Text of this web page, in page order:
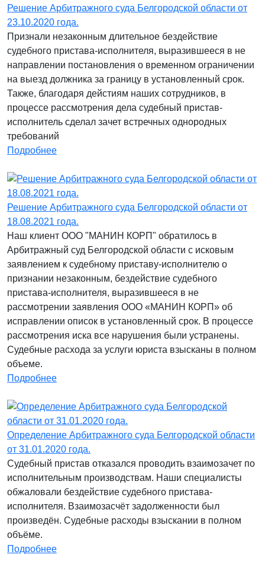
Решение Арбитражного суда Белгородской области от
23.10.2020 года.
Признали незаконным длительное бездействие
судебного пристава-исполнителя, выразившееся в не
направлении постановления о временном ограничении
на выезд должника за границу в установленный срок.
Также, благодаря дейстиям наших сотрудников, в
процессе рассмотрения дела судебный пристав-
исполнитель сделал зачет встречных однородных
требований
Подробнее
Решение Арбитражного суда Белгородской области от
18.08.2021 года.
Наш клиент ООО "МАНИН КОРП" обратилось в
Арбитражный суд Белгородской области с исковым
заявлением к судебному приставу-исполнителю о
признании незаконным, бездействие судебного
пристава-исполнителя, выразившееся в не
рассмотрении заявления ООО «МАНИН КОРП» об
исправлении описок в установленный срок. В процессе
рассмотрения иска все нарушения были устранены.
Судебные расхода за услуги юриста взысканы в полном
объеме.
Подробнее
Определение Арбитражного суда Белгородской области
от 31.01.2020 года.
Судебный пристав отказался проводить взаимозачет по
исполнительным производствам. Наши специалисты
обжаловали бездействие судебного пристава-
исполнителя. Взаимозасчёт задолженности был
произведён. Судебные расходы взыскании в полном
объёме.
Подробнее